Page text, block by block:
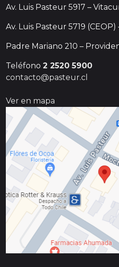
Av. Luis Pasteur 5917 –
Av. Luis Pasteur 5719 (CEOP)
Padre Mariano 210 –
Teléfono 2 2520 5900
contacto@pasteur.cl
Ver en mapa